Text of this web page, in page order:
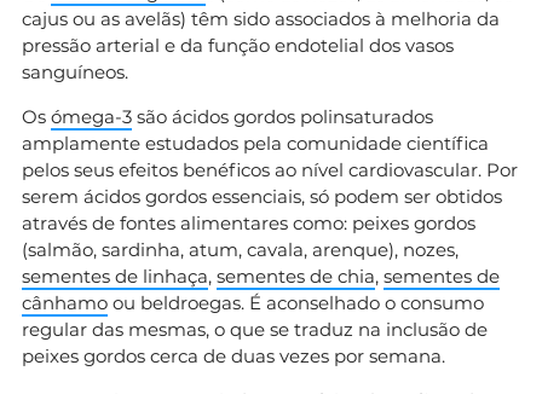
cajus ou as avelãs) têm sido associados à melhoria da
pressão arterial e da função endotelial dos vasos
sanguíneos.
Os ómega-3 são ácidos gordos polinsaturados
amplamente estudados pela comunidade científica
pelos seus efeitos benéficos ao nível cardiovascular. Por
serem ácidos gordos essenciais, só podem ser obtidos
através de fontes alimentares como: peixes gordos
(salmão, sardinha, atum, cavala, arenque), nozes,
sementes de linhaça, sementes de chia, sementes de
cânhamo ou beldroegas. É aconselhado o consumo
regular das mesmas, o que se traduz na inclusão de
peixes gordos cerca de duas vezes por semana.